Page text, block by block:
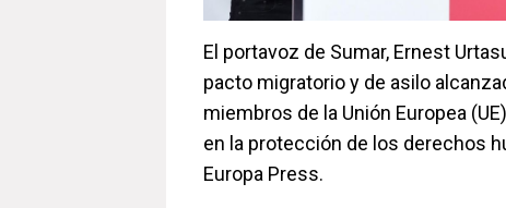
El portavoz de Sumar, Ernest
pacto migratorio y de asilo
miembros de la Unión Europea
en la protección de los derechos
Europa Press.